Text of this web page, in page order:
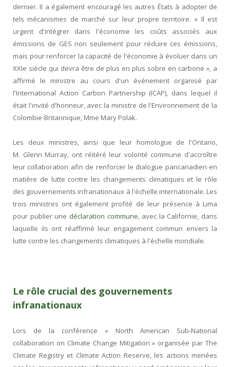
dernier. Il a également encouragé les autres États à adopter de
tels mécanismes de marché sur leur propre territoire. « Il est
urgent d'intégrer dans l'économie les coûts associés aux
émissions de GES non seulement pour réduire ces émissions,
mais pour renforcer la capacité de l'économie à évoluer dans un
XXIe siècle qui devra être de plus en plus sobre en carbone », a
affirmé le ministre au cours d'un événement organisé par
l'International Action Carbon Partnership (ICAP), dans lequel il
était l'invité d'honneur, avec la ministre de l'Environnement de la
Colombie-Britannique, Mme Mary Polak.
Les deux ministres, ainsi que leur homologue de l'Ontario,
M. Glenn Murray, ont réitéré leur volonté commune d'accroître
leur collaboration afin de renforcer le dialogue pancanadien en
matière de lutte contre les changements climatiques et le rôle
des gouvernements infranationaux à l'échelle internationale. Les
trois ministres ont également profité de leur présence à Lima
pour publier une déclaration commune, avec la Californie, dans
laquelle ils ont réaffirmé leur engagement commun envers la
lutte contre les changements climatiques à l'échelle mondiale.
Le rôle crucial des gouvernements
infranationaux
Lors de la conférence « North American Sub-National
collaboration on Climate Change Mitigation » organisée par The
Climate Registry et Climate Action Reserve, les actions menées